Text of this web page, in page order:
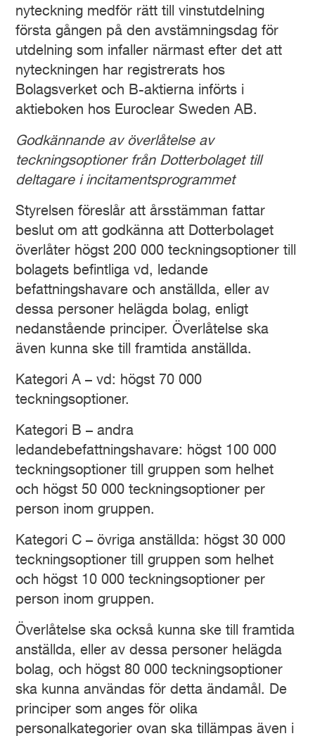
nyteckning medför rätt till vinstutdelning
första gången på den avstämningsdag för
utdelning som infaller närmast efter det att
nyteckningen har registrerats hos
Bolagsverket och B-aktierna införts i
aktieboken hos Euroclear Sweden AB.
Godkännande av överlåtelse av
teckningsoptioner från Dotterbolaget till
deltagare i incitamentsprogrammet
Styrelsen föreslår att årsstämman fattar
beslut om att godkänna att Dotterbolaget
överlåter högst 200 000 teckningsoptioner till
bolagets befintliga vd, ledande
befattningshavare och anställda, eller av
dessa personer helägda bolag, enligt
nedanstående principer. Överlåtelse ska
även kunna ske till framtida anställda.
Kategori A – vd: högst 70 000
teckningsoptioner.
Kategori B – andra
ledandebefattningshavare: högst 100 000
teckningsoptioner till gruppen som helhet
och högst 50 000 teckningsoptioner per
person inom gruppen.
Kategori C – övriga anställda: högst 30 000
teckningsoptioner till gruppen som helhet
och högst 10 000 teckningsoptioner per
person inom gruppen.
Överlåtelse ska också kunna ske till framtida
anställda, eller av dessa personer helägda
bolag, och högst 80 000 teckningsoptioner
ska kunna användas för detta ändamål. De
principer som anges för olika
personalkategorier ovan ska tillämpas även i